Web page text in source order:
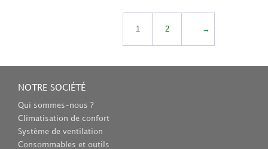
1 2 →
NOTRE SOCIÉTÉ
Qui sommes-nous ?
Climatisation de confort
Système de ventilation
Consommables et outils